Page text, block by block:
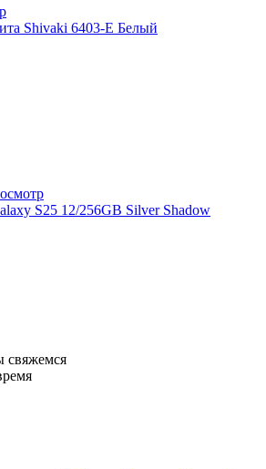
Shivaki 6403-E Белый
S25 12/256GB Silver Shadow
свяжемся